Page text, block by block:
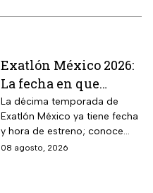
Exatlón México 2026:
La fecha en que
iniciará la nueva
temporada
La décima temporada de
Exatlón México ya tiene fecha
y hora de estreno; conoce
cuándo comienza, dónde
08 agosto, 2026